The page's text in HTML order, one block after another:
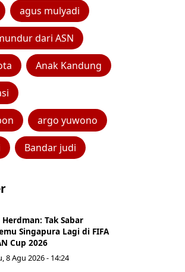
agus mulyadi
dari ASN
Anak Kandung
argo yuwono
Bandar judi
Herdman: Tak Sabar
Singapura Lagi di FIFA
Cup 2026
8 Agu 2026 - 14:24